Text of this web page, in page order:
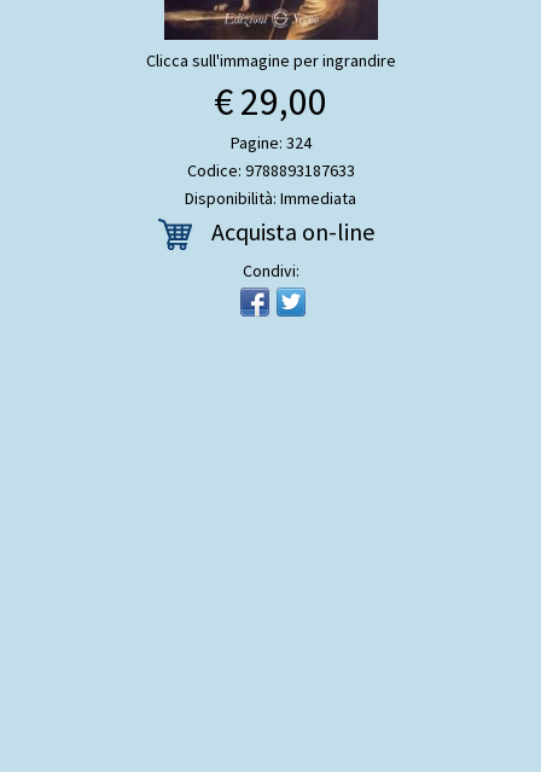
Clicca sull'immagine per ingrandire
€ 29,00
Pagine: 324
Codice: 9788893187633
Disponibilità: Immediata
Acquista on-line
Condivi: